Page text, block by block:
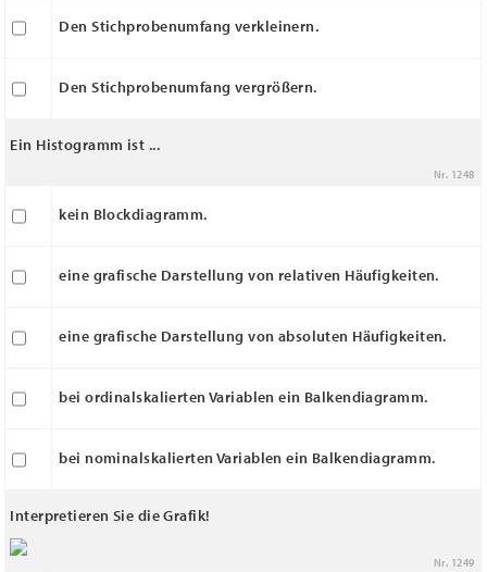
Den Stichprobenumfang verkleinern.
Den Stichprobenumfang vergrößern.
Ein Histogramm ist ...
Nr. 1248
kein Blockdiagramm.
eine grafische Darstellung von relativen Häufigkeiten.
eine grafische Darstellung von absoluten Häufigkeiten.
bei ordinalskalierten Variablen ein Balkendiagramm.
bei nominalskalierten Variablen ein Balkendiagramm.
Interpretieren Sie die Grafik!
Nr. 1249